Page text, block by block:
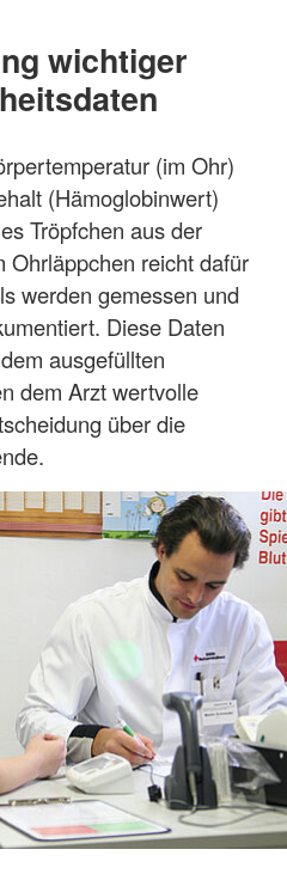
wichtiger
(im Ohr)
(Hämoglobinwert)
Tröpfchen aus der
Ohrläppchen reicht dafür
werden gemessen und
Diese Daten
ausgefüllten
dem Arzt wertvolle
über die